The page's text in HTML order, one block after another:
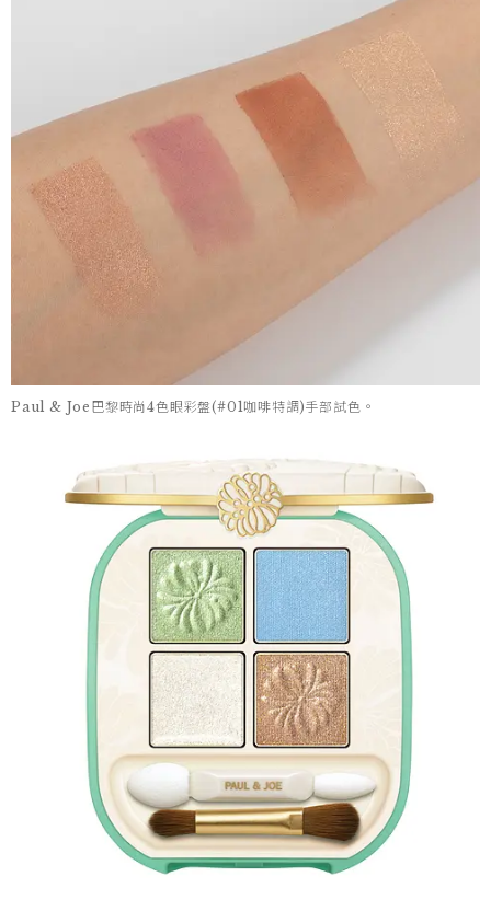
Paul & Joe巴黎時尚4色眼彩盤(#01咖啡特調)手部試色。